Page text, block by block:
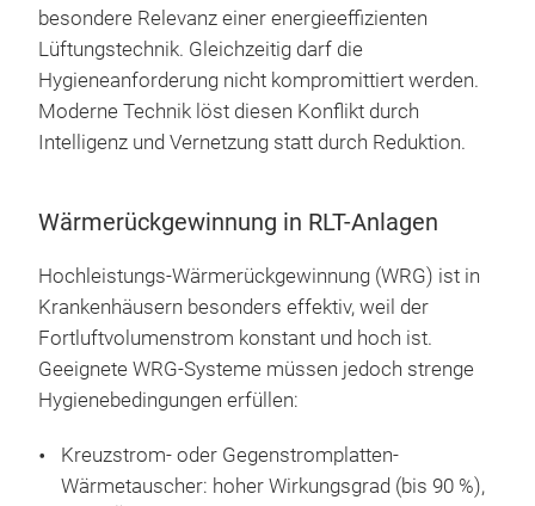
besondere Relevanz einer energieeffizienten
Lüftungstechnik. Gleichzeitig darf die
Hygieneanforderung nicht kompromittiert werden.
Moderne Technik löst diesen Konflikt durch
Intelligenz und Vernetzung statt durch Reduktion.
Wärmerückgewinnung in RLT-Anlagen
Hochleistungs-Wärmerückgewinnung (WRG) ist in
Krankenhäusern besonders effektiv, weil der
Fortluftvolumenstrom konstant und hoch ist.
Geeignete WRG-Systeme müssen jedoch strenge
Hygienebedingungen erfüllen:
Kreuzstrom- oder Gegenstromplatten-
Wärmetauscher: hoher Wirkungsgrad (bis 90 %),